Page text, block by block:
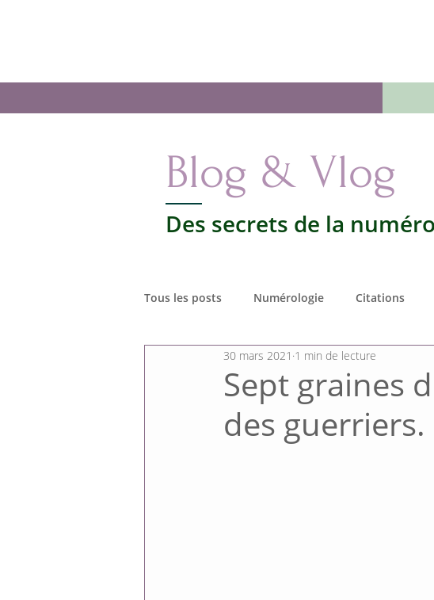
Blog & Vlog
Des secrets de la
Tous les posts Numérologie Citations
Sept graines
des guerriers.
30 mars 2021 1 min de lecture